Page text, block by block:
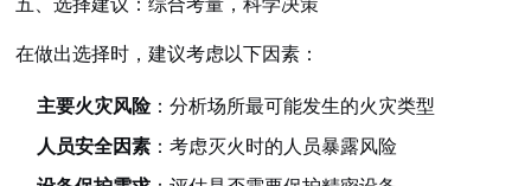
在做出选择时，建议考虑以下因素：
主要火灾风险：分析场所最可能发生的火灾类型
人员安全因素 ：考虑灭火时的人员暴露风险